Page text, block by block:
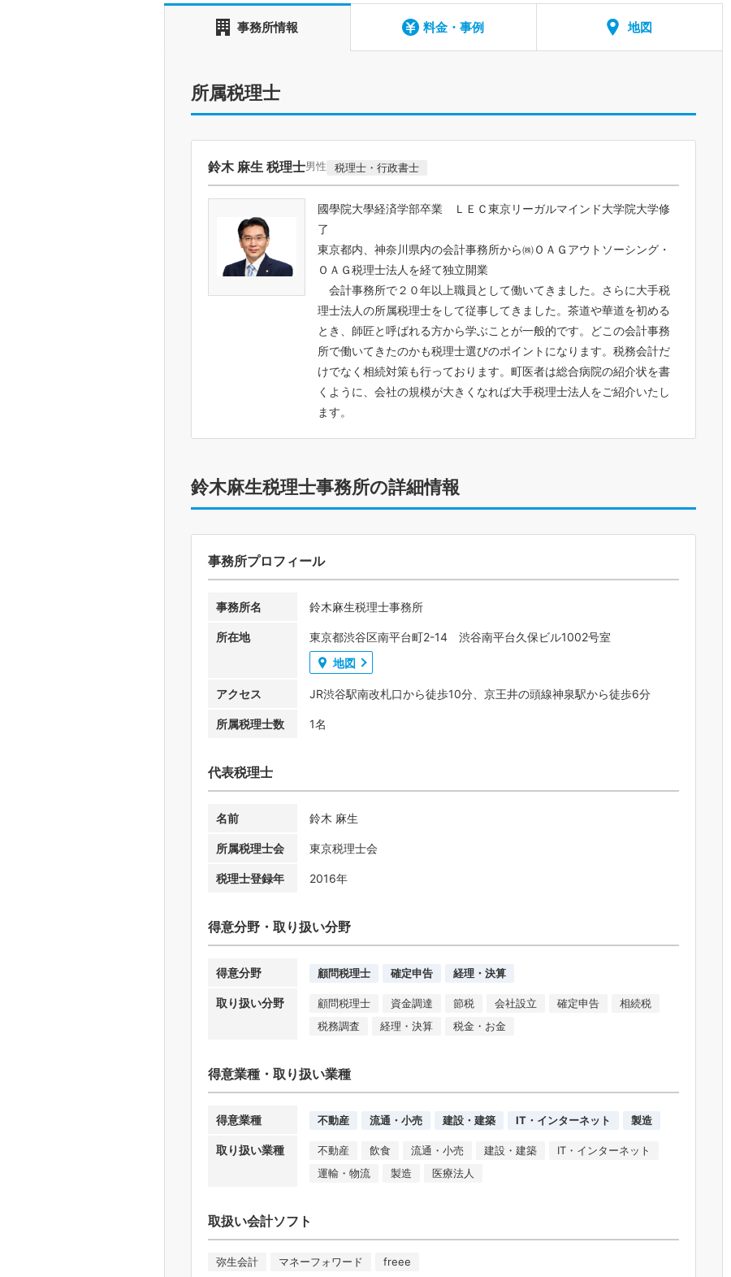
事務所情報 料金・事例 地図
所属税理士
鈴木 麻生 税理士男性 税理士・行政書士
國學院大學経済学部卒業 ＬＥＣ東京リーガルマインド大学院大学修
了
東京都内、神奈川県内の会計事務所から㈱ＯＡＧアウトソーシング・
ＯＡＧ税理士法人を経て独立開業
会計事務所で２０年以上職員として働いてきました。さらに大手税
理士法人の所属税理士をして従事してきました。茶道や華道を初める
とき、師匠と呼ばれる方から学ぶことが一般的です。どこの会計事務
所で働いてきたのかも税理士選びのポイントになります。税務会計だ
けでなく相続対策も行っております。町医者は総合病院の紹介状を書
くように、会社の規模が大きくなれば大手税理士法人をご紹介いたし
ます。
鈴木麻生税理士事務所の詳細情報
事務所プロフィール
事務所名 鈴木麻生税理士事務所
所在地
東京都渋谷区南平台町2-14 渋谷南平台久保ビル1002号室
地図
アクセス JR渋谷駅南改札口から徒歩10分、京王井の頭線神泉駅から徒歩6分
所属税理士数 1名
代表税理士
名前 鈴木 麻生
所属税理士会 東京税理士会
税理士登録年 2016年
得意分野・取り扱い分野
得意分野 顧問税理士 確定申告 経理・決算
取り扱い分野 顧問税理士 資金調達 節税 会社設立 確定申告
相続税
税務調査
経理・決算 税金・お金
得意業種・取り扱い業種
得意業種 不動産 流通・小売 建設・建築 IT・インターネット 製造
取り扱い業種 不動産 飲食 流通・小売 建設・建築
IT・インターネット
運輸・物流
製造 医療法人
取扱い会計ソフト
弥生会計 マネーフォワード freee